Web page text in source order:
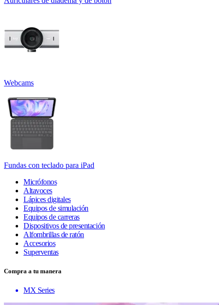
Webcams
Fundas con teclado para iPad
Micrófonos
Altavoces
Lápices digitales
Equipos de simulación
Equipos de carreras
Dispositivos de presentación
Alfombrillas de ratón
Accesorios
Superventas
Compra a tu manera
MX Series